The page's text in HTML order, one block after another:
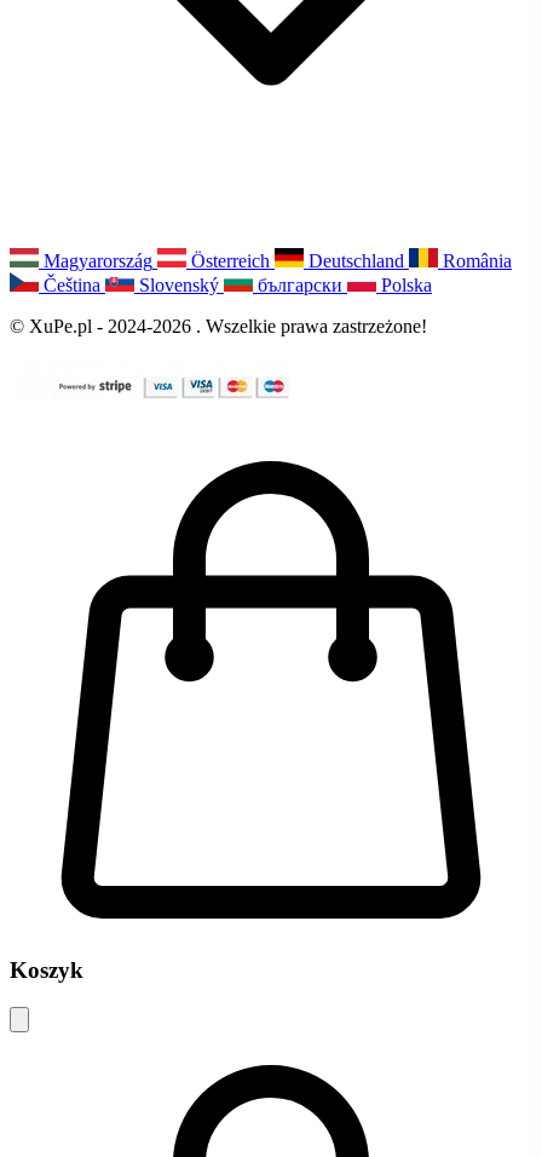
Magyarország Österreich Deutschland
România
Čeština
Slovenský български
Polska
© XuPe.pl - 2024-2026 . Wszelkie prawa zastrzeżone!
Koszyk